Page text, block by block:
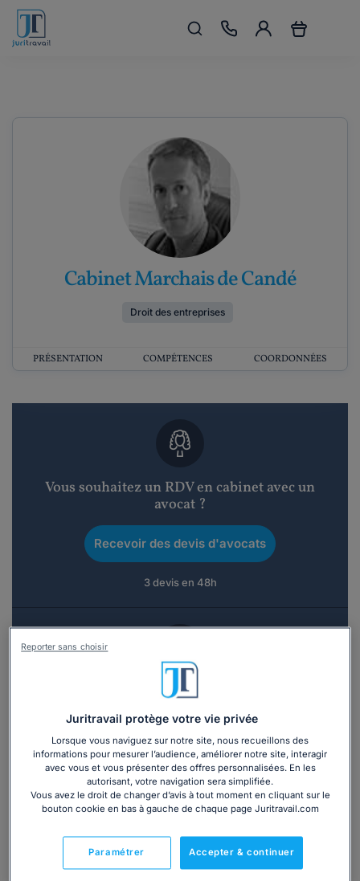
Cabinet Marchais de Candé
Droit des entreprises
PRÉSENTATION COMPÉTENCES COORDONNÉES
Vous souhaitez un RDV en cabinet avec un
avocat ?
Recevoir des devis d'avocats
3 devis en 48h
Vous souhaitez une consultation par
téléphone ?
Consulter immédiatement
ou appelez le01 75 75 42 33(8h à 21h du lundi au
vendredi)
Vous êtes avocat ?
Juritravail protège votre vie privée
Lorsque vous naviguez sur notre site, nous recueillons des
informations pour mesurer l’audience, améliorer notre site, interagir
avec vous et vous présenter des offres personnalisées. En les
autorisant, votre navigation sera simplifiée.
Vous avez le droit de changer d’avis à tout moment en cliquant sur le
bouton cookie en bas à gauche de chaque page Juritravail.com
Accepter & continuer
Paramétrer
Reporter sans choisir